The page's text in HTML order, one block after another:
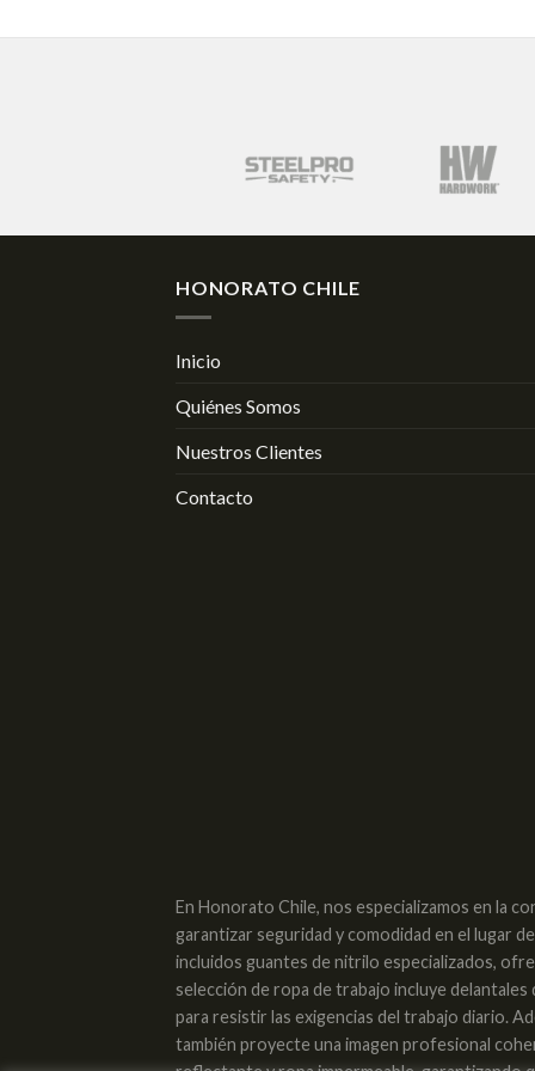
HONORATO CHILE
Inicio
Quiénes Somos
Nuestros Clientes
Contacto
En Honorato Chile, nos especializamos en la
garantizar seguridad y comodidad en el lugar
incluidos guantes de nitrilo especializados,
selección de ropa de trabajo incluye
para resistir las exigencias del trabajo diario.
también proyecte una imagen profesional